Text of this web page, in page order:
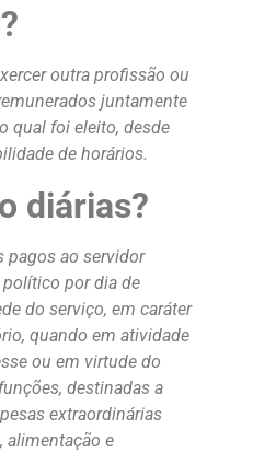
outra profissão ou
juntamente
qual foi eleito, desde
de horários.
diárias?
pagos ao servidor
por dia de
do serviço, em caráter
quando em atividade
ou em virtude do
destinadas a
extraordinárias
alimentação e